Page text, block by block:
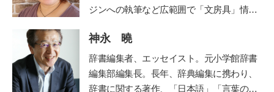
クール』『東大松丸式 名探偵コナンナゾ
ナゾときタイム』
謎解き本を手がける。
ジンへの執筆など広範囲で「文房具」情報
て活動。社会人になったときに両親から贈
られた万年筆に、黒以外の様々な色のイン
クをいれて使えることを知り、一気にイン
クコレクター(インク沼)になる。ご当地イ
神永 曉
辞書編集者、エッセイスト。元小学館辞書
編集部編集長。長年、辞典編集に携わり、
辞書に関する著作、「日本語」「言葉の使